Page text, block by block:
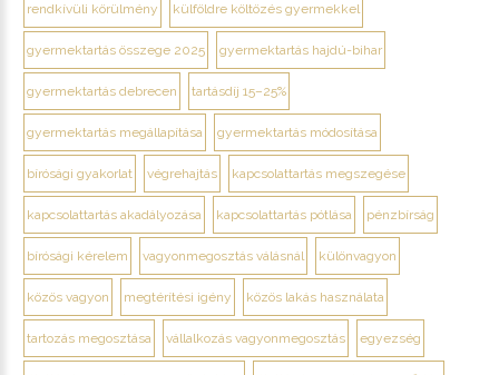
rendkívüli körülmény külföldre költözés gyermekkel
gyermektartás összege 2025 gyermektartás hajdú-bihar
gyermektartás debrecen tartásdíj 15–25%
gyermektartás megállapítása gyermektartás módosítása
bírósági gyakorlat végrehajtás kapcsolattartás megszegése
kapcsolattartás akadályozása kapcsolattartás pótlása pénzbírság
bírósági kérelem vagyonmegosztás válásnál különvagyon
közös vagyon megtérítési igény közös lakás használata
tartozás megosztása vállalkozás vagyonmegosztás egyezség